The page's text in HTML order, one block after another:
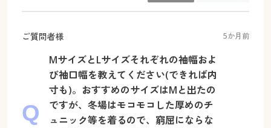
ご質問者様 5か月前
MサイズとLサイズそれぞれの袖幅およ
び袖口幅を教えてください(できれば内
寸も)。おすすめのサイズはMと出たの
ですが、冬場はモコモコした厚めのチ
ュニック等を着るので、窮屈にならな